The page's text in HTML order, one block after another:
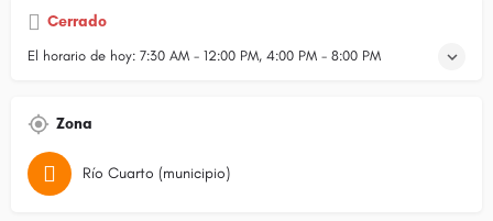
Cerrado
El horario de hoy: 7:30 AM - 12:00 PM, 4:00 PM - 8:00 PM
Zona
Río Cuarto (municipio)